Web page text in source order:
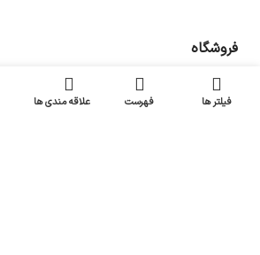
فروشگاه
صفحه فروشگاه
فیلتر ها فهرست علاقه مندی ها